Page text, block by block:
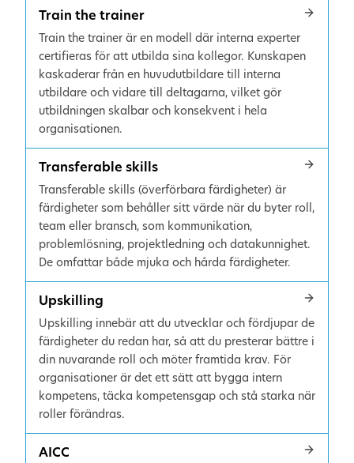
Train the trainer
Train the trainer är en modell där interna experter
certifieras för att utbilda sina kollegor. Kunskapen
kaskaderar från en huvudutbildare till interna
utbildare och vidare till deltagarna, vilket gör
utbildningen skalbar och konsekvent i hela
organisationen.
Transferable skills
Transferable skills (överförbara färdigheter) är
färdigheter som behåller sitt värde när du byter roll,
team eller bransch, som kommunikation,
problemlösning, projektledning och datakunnighet.
De omfattar både mjuka och hårda färdigheter.
Upskilling
Upskilling innebär att du utvecklar och fördjupar de
färdigheter du redan har, så att du presterar bättre i
din nuvarande roll och möter framtida krav. För
organisationer är det ett sätt att bygga intern
kompetens, täcka kompetensgap och stå starka när
roller förändras.
AICC